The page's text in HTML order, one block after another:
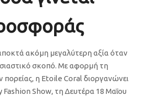
ακόμη μεγαλύτερη αξία όταν
σκοπό. Με αφορμή τη
η Etoile Coral διοργανώνει
Fashion Show, τη Δευτέρα 18 Μαΐου